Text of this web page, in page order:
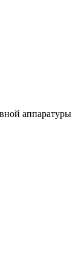
аппаратуры